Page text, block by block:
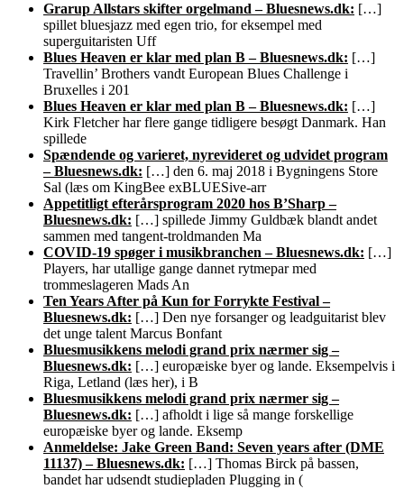
Grarup Allstars skifter orgelmand – Bluesnews.dk: […]
spillet bluesjazz med egen trio, for eksempel med
superguitaristen Uff
Blues Heaven er klar med plan B – Bluesnews.dk: […]
Travellin’ Brothers vandt European Blues Challenge i
Bruxelles i 201
Blues Heaven er klar med plan B – Bluesnews.dk: […]
Kirk Fletcher har flere gange tidligere besøgt Danmark. Han
spillede
Spændende og varieret, nyrevideret og udvidet program
– Bluesnews.dk: […] den 6. maj 2018 i Bygningens Store
Sal (læs om KingBee exBLUESive-arr
Appetitligt efterårsprogram 2020 hos B’Sharp –
Bluesnews.dk: […] spillede Jimmy Guldbæk blandt andet
sammen med tangent-troldmanden Ma
COVID-19 spøger i musikbranchen – Bluesnews.dk: […]
Players, har utallige gange dannet rytmepar med
trommeslageren Mads An
Ten Years After på Kun for Forrykte Festival –
Bluesnews.dk: […] Den nye forsanger og leadguitarist blev
det unge talent Marcus Bonfant
Bluesmusikkens melodi grand prix nærmer sig –
Bluesnews.dk: […] europæiske byer og lande. Eksempelvis i
Riga, Letland (læs her), i B
Bluesmusikkens melodi grand prix nærmer sig –
Bluesnews.dk: […] afholdt i lige så mange forskellige
europæiske byer og lande. Eksemp
Anmeldelse: Jake Green Band: Seven years after (DME
11137) – Bluesnews.dk: […] Thomas Birck på bassen,
bandet har udsendt studiepladen Plugging in (